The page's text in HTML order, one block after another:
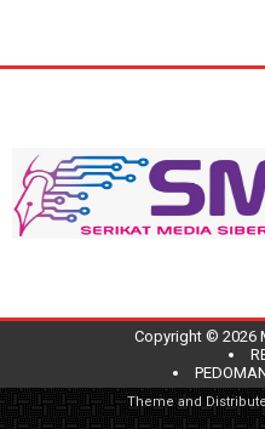
Copyright © 2026
Theme and